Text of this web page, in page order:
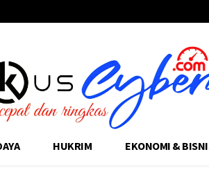
HUKRIM EKONOMI &